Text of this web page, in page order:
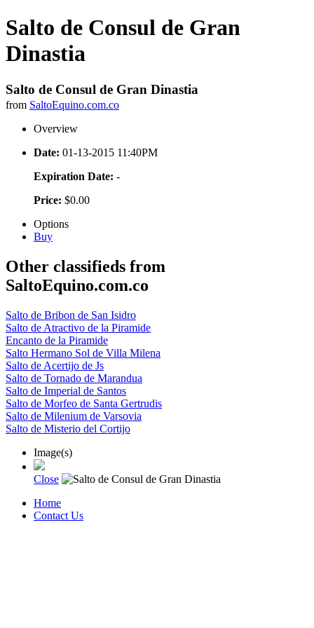
Salto de Consul de Gran
Dinastia
Salto de Consul de Gran Dinastia
from SaltoEquino.com.co
Overview
Date: 01-13-2015 11:40PM
Expiration Date: -
Price: $0.00
Options
Buy
Other classifieds from
SaltoEquino.com.co
Salto de Bribon de San Isidro
Salto de Atractivo de la Piramide
Encanto de la Piramide
Salto Hermano Sol de Villa Milena
Salto de Acertijo de Js
Salto de Tornado de Marandua
Salto de Imperial de Santos
Salto de Morfeo de Santa Gertrudis
Salto de Milenium de Varsovia
Salto de Misterio del Cortijo
Image(s)
Close
Home
Contact Us